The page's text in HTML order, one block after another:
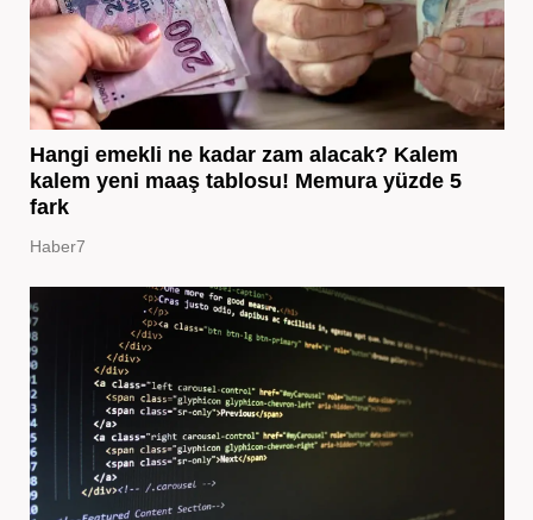
Hangi emekli ne kadar zam alacak? Kalem
kalem yeni maaş tablosu! Memura yüzde 5
fark
Haber7